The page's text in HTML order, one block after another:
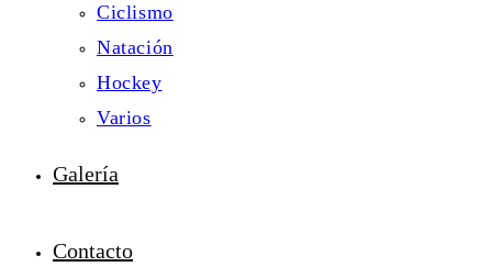
Ciclismo
Natación
Hockey
Varios
Galería
Contacto